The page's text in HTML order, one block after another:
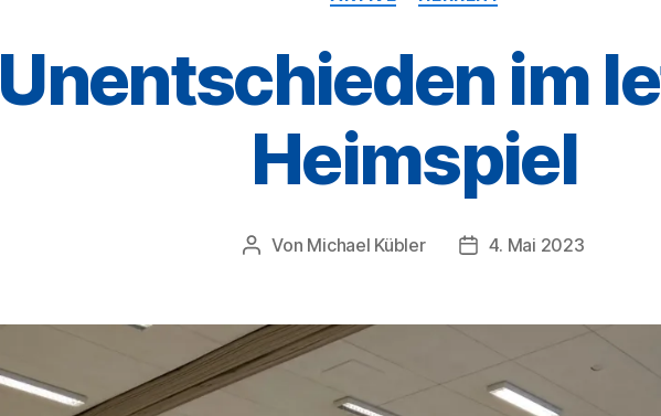
Unentschieden im
Heimspiel
Beitragsautor
Von Michael Kübler 4. Mai 2023